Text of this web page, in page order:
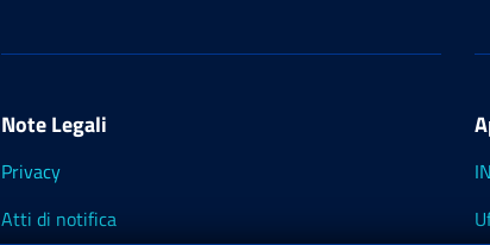
Note Legali
Privacy
Atti di notifica